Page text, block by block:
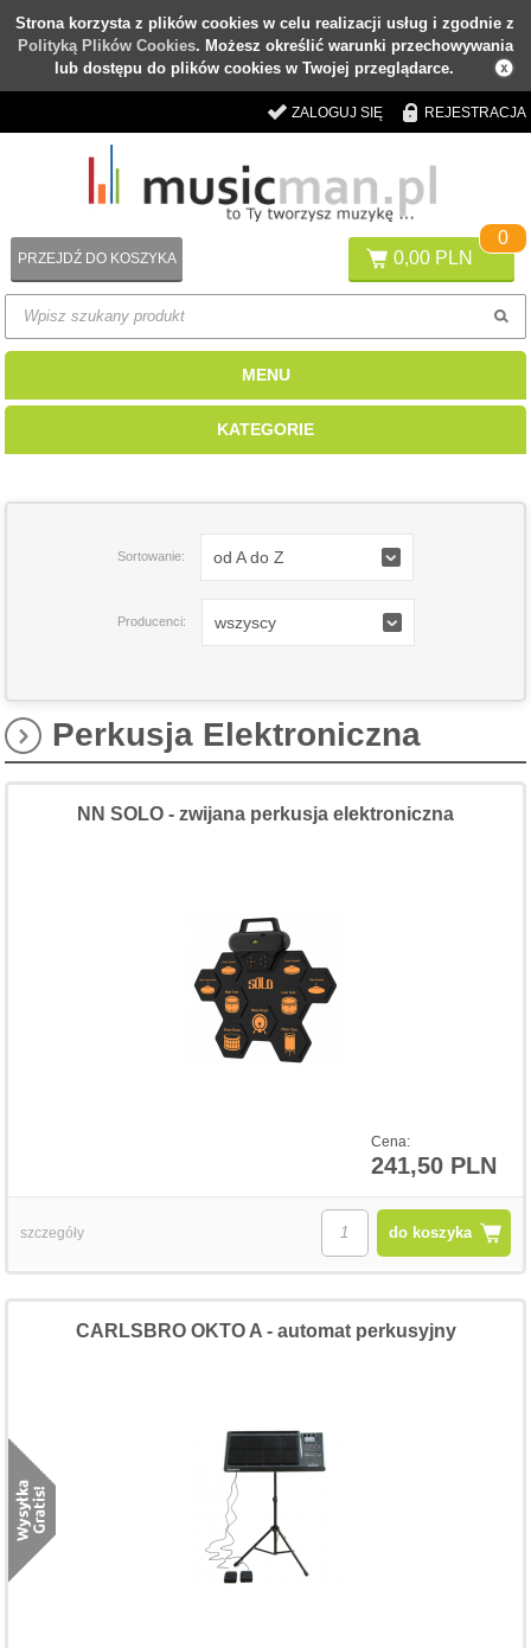
Strona korzysta z plików cookies w celu realizacji usług i zgodnie z
Polityką Plików Cookies. Możesz określić warunki przechowywania
lub dostępu do plików cookies w Twojej przeglądarce.
ZALOGUJ SIĘ REJESTRACJA
0,00 PLN
0
PRZEJDŹ DO KOSZYKA
MENU
KATEGORIE
Sortowanie: od A do Z
Producenci: wszyscy
Perkusja Elektroniczna
Cena:
241,50 PLN
NN SOLO - zwijana perkusja elektroniczna
do koszyka
szczegóły
CARLSBRO OKTO A - automat perkusyjny